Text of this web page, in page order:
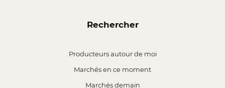
Rechercher
Producteurs autour de moi
Marchés en ce moment
Marchés demain